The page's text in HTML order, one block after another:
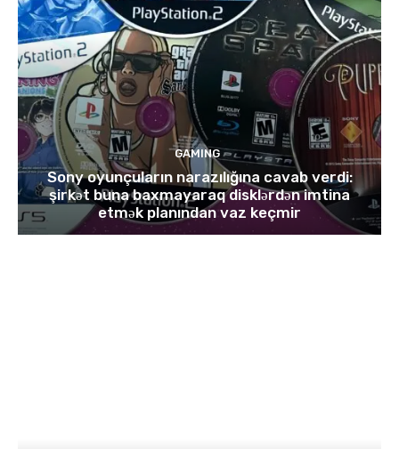
GAMING
Sony oyunçuların narazılığına cavab verdi:
şirkət buna baxmayaraq disklərdən imtina
etmək planından vaz keçmir